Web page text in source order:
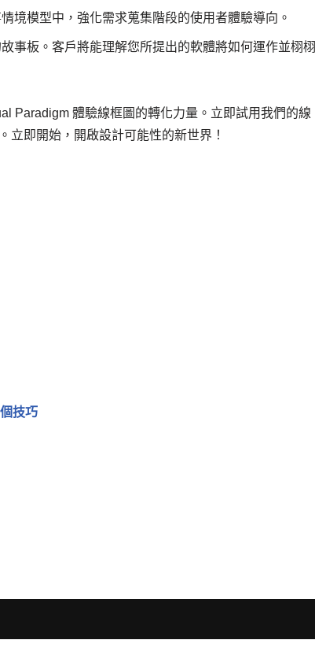
境模型中，強化需求蒐集階段的使用者體驗導向。
事板。客戶將能理解您所提出的軟體將如何運作並栩栩
Paradigm 體驗線框圖的轉化力量。立即試用我們的線
立即開始，開啟設計可能性的新世界！
技巧